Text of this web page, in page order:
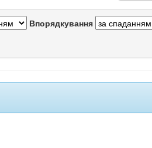
Впорядкування